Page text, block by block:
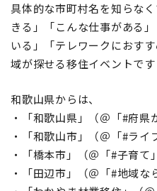
具体的な市町村名を知らな
きる」「こんな仕事がある
いる」「テレワークにおす
域が探せる移住イベントです
和歌山県からは、
・「和歌山県」（＠「#府県
・「和歌山市」（＠「#ライ
・「橋本市」（＠「#子育て
・「田辺市」（＠「#地域な